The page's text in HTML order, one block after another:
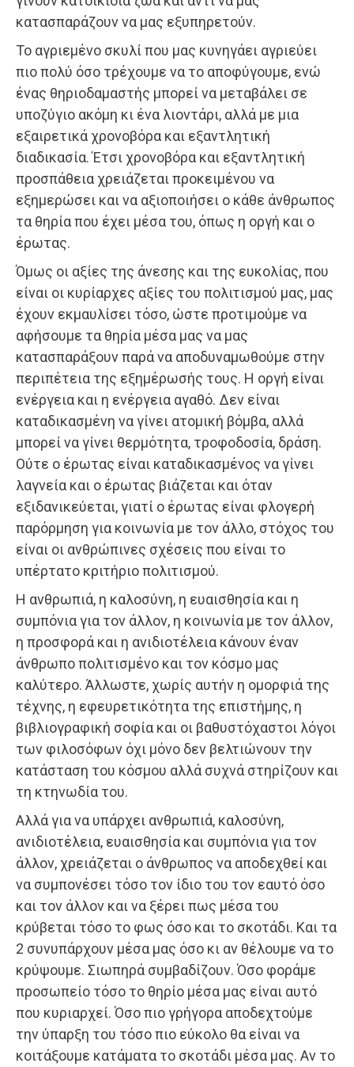
κατασπαράζουν να μας εξυπηρετούν.
Το αγριεμένο σκυλί που μας κυνηγάει αγριεύει
πιο πολύ όσο τρέχουμε να το αποφύγουμε, ενώ
ένας θηριοδαμαστής μπορεί να μεταβάλει σε
υποζύγιο ακόμη κι ένα λιοντάρι, αλλά με μια
εξαιρετικά χρονοβόρα και εξαντλητική
διαδικασία. Έτσι χρονοβόρα και εξαντλητική
προσπάθεια χρειάζεται προκειμένου να
εξημερώσει και να αξιοποιήσει ο κάθε άνθρωπος
τα θηρία που έχει μέσα του, όπως η οργή και ο
έρωτας.
Όμως οι αξίες της άνεσης και της ευκολίας, που
είναι οι κυρίαρχες αξίες του πολιτισμού μας, μας
έχουν εκμαυλίσει τόσο, ώστε προτιμούμε να
αφήσουμε τα θηρία μέσα μας να μας
κατασπαράξουν παρά να αποδυναμωθούμε στην
περιπέτεια της εξημέρωσής τους. Η οργή είναι
ενέργεια και η ενέργεια αγαθό. Δεν είναι
καταδικασμένη να γίνει ατομική βόμβα, αλλά
μπορεί να γίνει θερμότητα, τροφοδοσία, δράση.
Ούτε ο έρωτας είναι καταδικασμένος να γίνει
λαγνεία και ο έρωτας βιάζεται και όταν
εξιδανικεύεται, γιατί ο έρωτας είναι φλογερή
παρόρμηση για κοινωνία με τον άλλο, στόχος του
είναι οι ανθρώπινες σχέσεις που είναι το
υπέρτατο κριτήριο πολιτισμού.
Η ανθρωπιά, η καλοσύνη, η ευαισθησία και η
συμπόνια για τον άλλον, η κοινωνία με τον άλλον,
η προσφορά και η ανιδιοτέλεια κάνουν έναν
άνθρωπο πολιτισμένο και τον κόσμο μας
καλύτερο. Άλλωστε, χωρίς αυτήν η ομορφιά της
τέχνης, η εφευρετικότητα της επιστήμης, η
βιβλιογραφική σοφία και οι βαθυστόχαστοι λόγοι
των φιλοσόφων όχι μόνο δεν βελτιώνουν την
κατάσταση του κόσμου αλλά συχνά στηρίζουν και
τη κτηνωδία του.
Αλλά για να υπάρχει ανθρωπιά, καλοσύνη,
ανιδιοτέλεια, ευαισθησία και συμπόνια για τον
άλλον, χρειάζεται ο άνθρωπος να αποδεχθεί και
να συμπονέσει τόσο τον ίδιο του τον εαυτό όσο
και τον άλλον και να ξέρει πως μέσα του
κρύβεται τόσο το φως όσο και το σκοτάδι. Και τα
2 συνυπάρχουν μέσα μας όσο κι αν θέλουμε να το
κρύψουμε. Σιωπηρά συμβαδίζουν. Όσο φοράμε
προσωπείο τόσο το θηρίο μέσα μας είναι αυτό
που κυριαρχεί. Όσο πιο γρήγορα αποδεχτούμε
την ύπαρξη του τόσο πιο εύκολο θα είναι να
κοιτάξουμε κατάματα το σκοτάδι μέσα μας. Αν το